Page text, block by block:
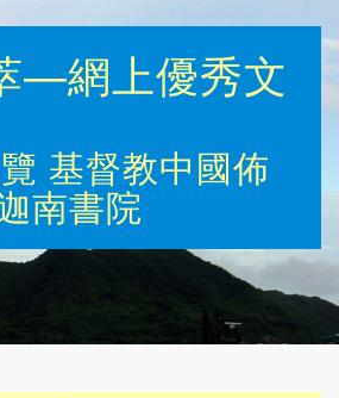
—網上優秀文
基督教中國佈
南書院